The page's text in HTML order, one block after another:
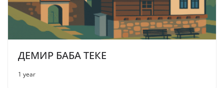
ДЕМИР БАБА ТЕКЕ
1 year